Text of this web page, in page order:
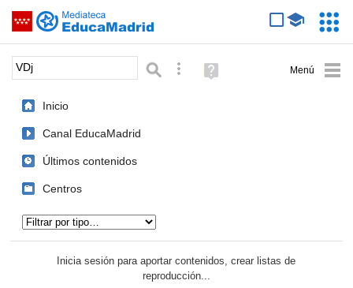
Saltar navegación
Palabra o frase: Búsqueda avanzada
Ayuda
(en
Inicio
Canal EducaMadrid
Últimos contenidos
Centros
Inicia sesión para aportar contenidos, crear listas de
reproducción...